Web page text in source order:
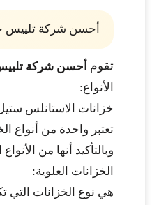
أحسن شركة تلييس
تقوم أحسن شركة
الأنواع:
خزانات الاستانلس
تعتبر واحدة من أنواع
وبالتأكيد أنها من
الخزانات العلوية:
هي نوع الخزانات التي